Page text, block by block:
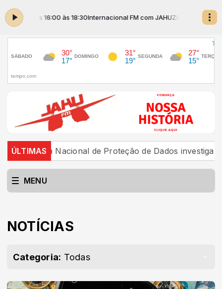
das 16:00 às 18:30Internacional FM com JAHUZINHO das 16:00 às
ÚLTIMAS
Nacional de Proteção de Dados investiga plataforma
MENU
NOTÍCIAS
Categoria: Todas